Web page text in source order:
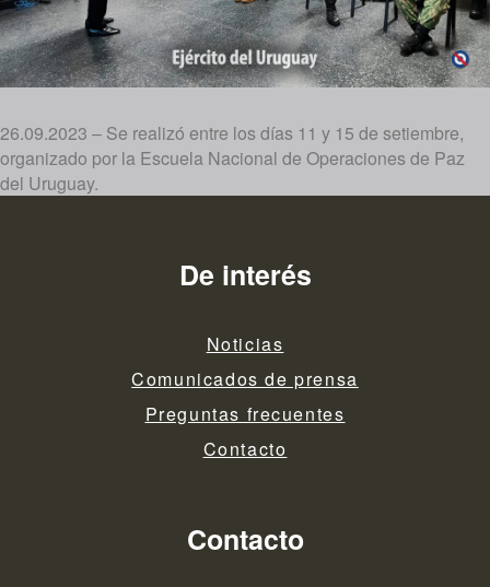
26.09.2023 – Se realizó entre los días 11 y 15 de setiembre,
organizado por la Escuela Nacional de Operaciones de Paz
del Uruguay.
De interés
Noticias
Comunicados de prensa
Preguntas frecuentes
Contacto
Contacto